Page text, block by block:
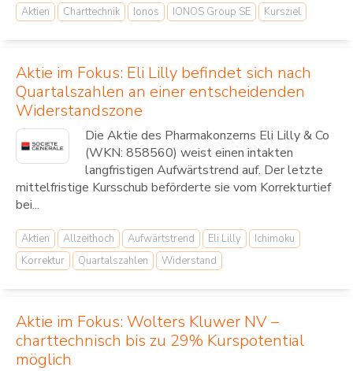
Aktien Charttechnik Ionos IONOS Group SE Kursziel
Aktie im Fokus: Eli Lilly befindet sich nach
Quartalszahlen an einer entscheidenden
Widerstandszone
Die Aktie des Pharmakonzerns Eli Lilly & Co
(WKN: 858560) weist einen intakten
langfristigen Aufwärtstrend auf. Der letzte
mittelfristige Kursschub beförderte sie vom Korrekturtief
bei...
Aktien Allzeithoch Aufwärtstrend Eli Lilly
Ichimoku
Korrektur
Quartalszahlen Widerstand
Aktie im Fokus: Wolters Kluwer NV –
charttechnisch bis zu 29% Kurspotential
möglich